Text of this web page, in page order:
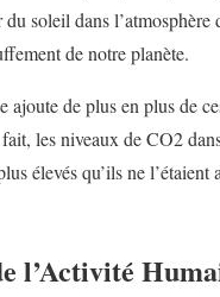
soleil dans l’atmosphère
de notre planète.
ajoute de plus en plus de
les niveaux de CO2
élevés qu’ils ne
l’Activité